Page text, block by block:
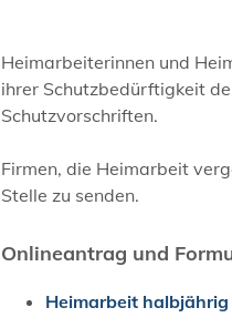
Heimarbeiterinnen und
ihrer Schutzbedürftigkeit
Schutzvorschriften.
Firmen, die Heimarbeit
Stelle zu senden.
Onlineantrag und
Heimarbeit halbjährig